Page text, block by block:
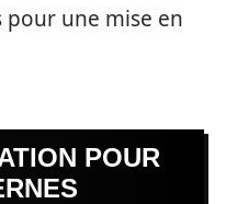
pour une mise en
POUR